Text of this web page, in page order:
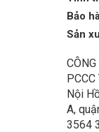
Bảo
Sản
Nội
A,
3564